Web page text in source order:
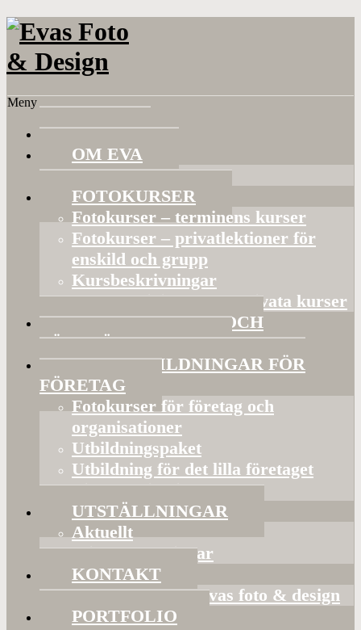
Meny
HEM
OM EVA
Referenser
FOTOKURSER
Fotokurser – terminens kurser
Fotokurser – privatlektioner för
enskild och grupp
Kursbeskrivningar
Gruppaktiviteter och privata kurser
BILDVISNINGAR OCH
FÖRELÄSNINGAR
FOTOUTBILDNINGAR FÖR
FÖRETAG
Fotokurser för företag och
organisationer
Utbildningspaket
Utbildning för det lilla företaget
Bildorganisering
UTSTÄLLNINGAR
Aktuellt
Mina utställningar
KONTAKT
Presentkort hos Evas foto & design
PORTFOLIO